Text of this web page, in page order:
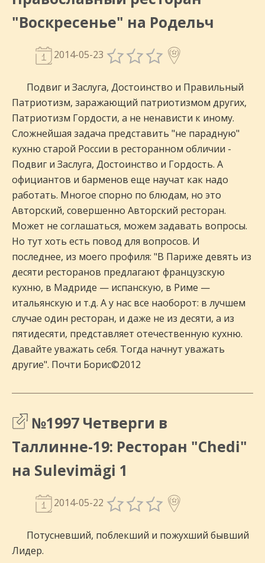
"Воскресенье" на Родельч
2014-05-23
Подвиг и Заслуга, Достоинство и Правильный
Патриотизм, заражающий патриотизмом других,
Патриотизм Гордости, а не ненависти к иному.
Сложнейшая задача представить "не парадную"
кухню старой России в ресторанном обличии -
Подвиг и Заслуга, Достоинство и Гордость. А
официантов и барменов еще научат как надо
работать. Многое спорно по блюдам, но это
Авторский, совершенно Авторский ресторан.
Может не соглашаться, можем задавать вопросы.
Но тут хоть есть повод для вопросов. И
последнее, из моего профиля: "В Париже девять из
десяти ресторанов предлагают французскую
кухню, в Мадриде — испанскую, в Риме —
итальянскую и т.д. А у нас все наоборот: в лучшем
случае один ресторан, и даже не из десяти, а из
пятидесяти, представляет отечественную кухню.
Давайте уважать себя. Тогда начнут уважать
другие". Почти Борис©2012
№1997 Четверги в
Таллинне-19: Ресторан "Chedi"
на Sulevimägi 1
2014-05-22
Потусневший, поблекший и пожухший бывший
Лидер.